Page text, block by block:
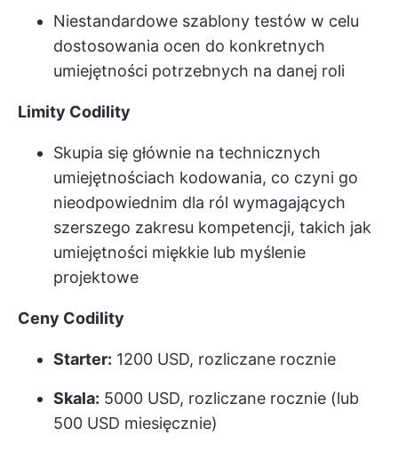
Niestandardowe szablony testów w celu
dostosowania ocen do konkretnych
umiejętności potrzebnych na danej roli
Limity Codility
Skupia się głównie na technicznych
umiejętnościach kodowania, co czyni go
nieodpowiednim dla ról wymagających
szerszego zakresu kompetencji, takich jak
umiejętności miękkie lub myślenie
projektowe
Ceny Codility
Starter: 1200 USD, rozliczane rocznie
Skala: 5000 USD, rozliczane rocznie (lub
500 USD miesięcznie)